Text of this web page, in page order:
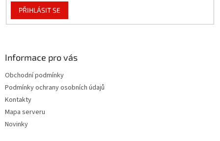
PŘIHLÁSIT SE
Informace pro vás
Obchodní podmínky
Podmínky ochrany osobních údajů
Kontakty
Mapa serveru
Novinky